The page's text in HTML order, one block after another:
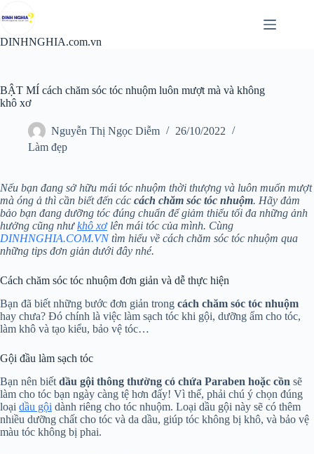
đến
nội
DINHNGHIA.com.vn
BẬT MÍ cách chăm sóc tóc nhuộm luôn mượt mà và không
khô xơ
Nguyễn Thị Ngọc Diễm
26/10/2022
Làm đẹp
Nếu bạn đang sở hữu mái tóc nhuộm thời thượng và luôn muốn mượt
mà óng ả thì cần biết đến các cách chăm sóc tóc nhuộm. Hãy đảm
bảo bạn đang dưỡng tóc đúng chuẩn để giảm thiểu tối đa những ảnh
hưởng cũng nhưkhô xơlên mái tóc của mình. Cùng
DINHNGHIA.COM.VNtìm hiểu về cách chăm sóc tóc nhuộm qua
những tips đơn giản dưới đây nhé.
Cách chăm sóc tóc nhuộm đơn giản và dễ thực hiện
Bạn đã biết những bước đơn giản trong cách chăm sóc tóc nhuộm
hay chưa? Đó chính là việc làm sạch tóc khi gội, dưỡng ẩm cho tóc,
làm khô và tạo kiểu, bảo vệ tóc…
Gội đầu làm sạch tóc
Bạn nên biết dầu gội thông thường có chứa Paraben hoặc cồn sẽ
làm cho tóc bạn ngày càng tệ hơn đấy! Vì thế, phải chú ý chọn đúng
loại dầu gội dành riêng cho tóc nhuộm. Loại dầu gội này sẽ có thêm
nhiều dưỡng chất cho tóc và da dầu, giúp tóc không bị khô, và bảo vệ
màu tóc không bị phai.